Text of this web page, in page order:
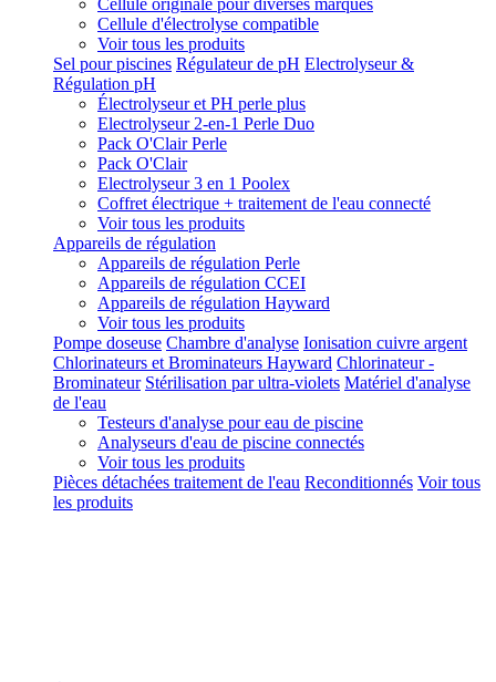
Cellule originale pour diverses marques
Cellule d'électrolyse compatible
Voir tous les produits
Sel pour piscines Régulateur de pH Electrolyseur &
Régulation pH
Électrolyseur et PH perle plus
Electrolyseur 2-en-1 Perle Duo
Pack O'Clair Perle
Pack O'Clair
Electrolyseur 3 en 1 Poolex
Coffret électrique + traitement de l'eau connecté
Voir tous les produits
Appareils de régulation
Appareils de régulation Perle
Appareils de régulation CCEI
Appareils de régulation Hayward
Voir tous les produits
Pompe doseuse Chambre d'analyse Ionisation cuivre argent
Chlorinateurs et Brominateurs Hayward Chlorinateur -
Brominateur Stérilisation par ultra-violets Matériel d'analyse
de l'eau
Testeurs d'analyse pour eau de piscine
Analyseurs d'eau de piscine connectés
Voir tous les produits
Pièces détachées traitement de l'eau Reconditionnés Voir tous
les produits